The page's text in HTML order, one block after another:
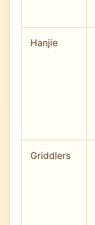
Hanjie
Griddlers